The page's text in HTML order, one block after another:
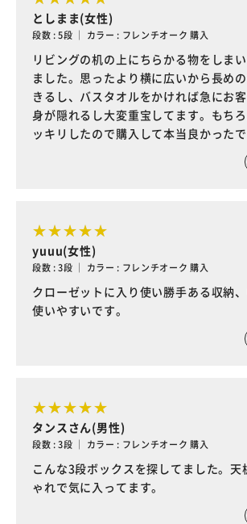
としまま(女性)
段数 : 5段 ｜ カラー : フレンチオーク 購入
リビングの机の上にちらかる物をしま
ました。思ったより横に広いから長め
きるし、バスタオルをかければ急にお
身が隠れるし大変重宝してます。もち
ッキリしたので購入して本当良かったで
yuuu(女性)
段数 : 3段 ｜ カラー : フレンチオーク 購入
クローゼットに入り使い勝手ある収納
使いやすいです。
タンスさん(男性)
段数 : 3段 ｜ カラー : フレンチオーク 購入
こんな3段ボックスを探してました。天
ゃれで気に入ってます。